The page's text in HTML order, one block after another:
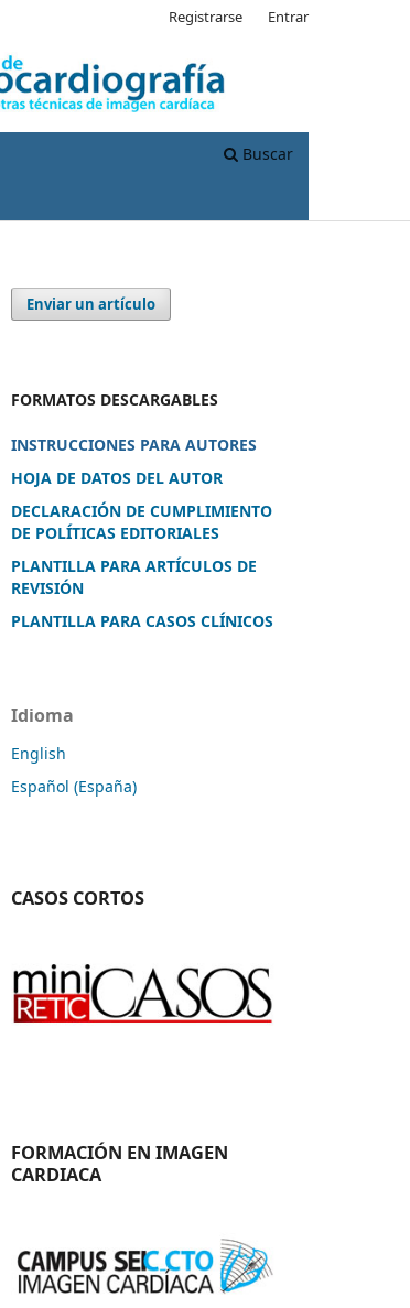
Buscar
Registrarse Entrar
Enviar un artículo
FORMATOS DESCARGABLES
INSTRUCCIONES PARA AUTORES
HOJA DE DATOS DEL AUTOR
DECLARACIÓN DE CUMPLIMIENTO
DE POLÍTICAS EDITORIALES
PLANTILLA PARA ARTÍCULOS DE
REVISIÓN
PLANTILLA PARA CASOS CLÍNICOS
Idioma
English
Español (España)
CASOS CORTOS
FORMACIÓN EN IMAGEN
CARDIACA